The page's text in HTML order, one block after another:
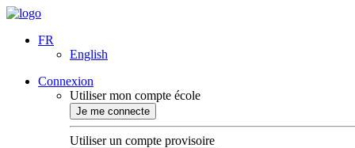
FR
English
Connexion
Utiliser mon compte école
Je me connecte
Utiliser un compte provisoire